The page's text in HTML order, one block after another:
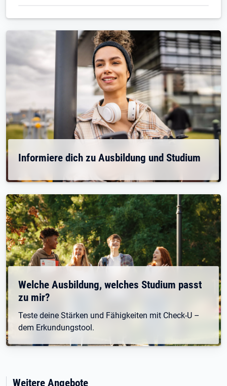
Informiere dich zu Ausbildung und Studium
Welche Ausbildung, welches Studium passt
zu mir?
Teste deine Stärken und Fähigkeiten mit Check-U –
dem Erkundungstool.
Weitere Angebote